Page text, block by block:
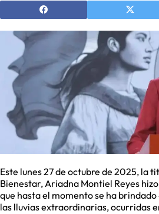
Este lunes 27 de octubre de 2025, la
Bienestar, Ariadna Montiel Reyes
que hasta el momento se ha
las lluvias extraordinarias, ocurridas